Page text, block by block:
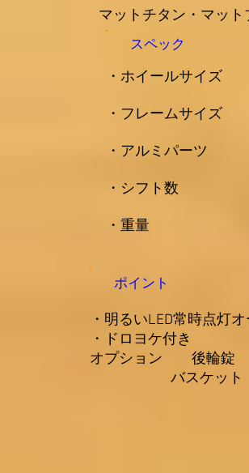
マットチタン・マッ
スペック
​・ホイールサイズ
・フレームサイズ
・アルミパーツ
・シフト数
​・重量
ポイント
・明るいLED常時点灯
・ドロヨケ付き
オプション 後
バスケット